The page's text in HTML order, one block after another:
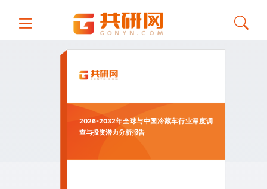
2026-2032年全球与中国冷藏车行业深度调
查与投资潜力分析报告